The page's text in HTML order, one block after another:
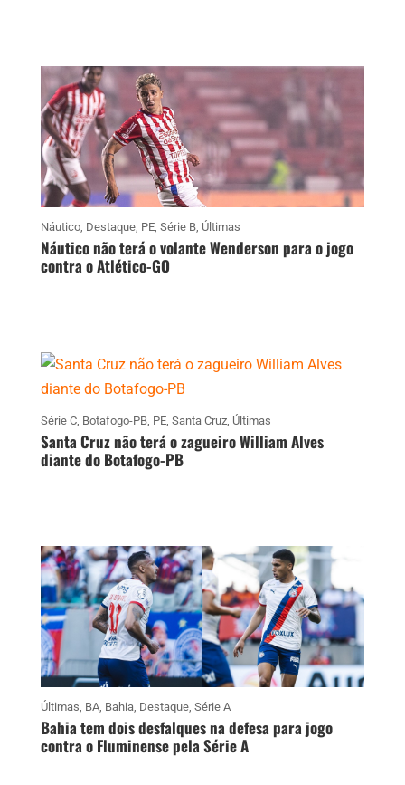
Náutico, Destaque, PE, Série B, Últimas
Náutico não terá o volante Wenderson para o jogo
contra o Atlético-GO
Série C, Botafogo-PB, PE, Santa Cruz, Últimas
Santa Cruz não terá o zagueiro William Alves
diante do Botafogo-PB
Últimas, BA, Bahia, Destaque, Série A
Bahia tem dois desfalques na defesa para jogo
contra o Fluminense pela Série A